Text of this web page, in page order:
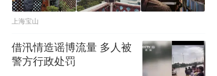
上海宝山
借汛情造谣博流量 多人被
警方行政处罚